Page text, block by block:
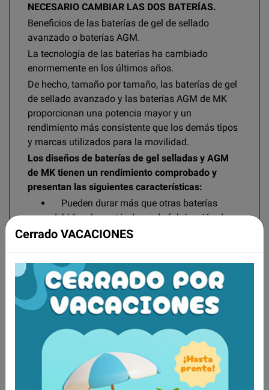
NECESARIO CAMBIAR LAS DOS BATERÍAS.
Beneficios de las baterías de gel de sellado
avanzado o baterías AGM.
La tecnología de las baterías ha cambiado
enormemente en los últimos años.
De hecho, tamaño por tamaño, las baterías de gel
de sellado avanzado y las baterías AGM de MK
proporcionan una potencia mayor y un
rendimiento más consistente que los demás tipos
y marcas utilizados para la movilidad.
Los diseños de baterías de gel selladas y AGM
de MK tienen un rendimiento comprobado y
presentan las siguientes características:
Pueden durar más que otras baterías
debido a los estándares de fabricación de
alta calidad.
67 DOT/FAA-IATA para el transporte aéreo y
público.
No necesitan descargarse por completo
antes de recargarlas.
No desarrollan una “memoria” que limite
su recarga.
No se descargan automáticamente si se
colocan sobre hormigón.
Aunque las baterías AGM no tienen el mismo
Cerrado VACACIONES